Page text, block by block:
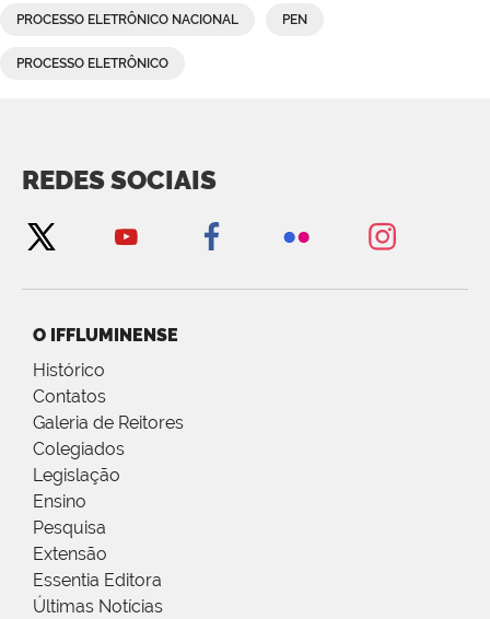
PROCESSO ELETRÔNICO NACIONAL PEN
PROCESSO ELETRÔNICO
REDES SOCIAIS
O IFFLUMINENSE
Histórico
Contatos
Galeria de Reitores
Colegiados
Legislação
Ensino
Pesquisa
Extensão
Essentia Editora
Últimas Notícias